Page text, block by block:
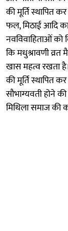
की मूर्ति स्थापित
फल, मिठाई आदि
नवविवाहिताओं को
कि मधुश्रावणी
खास महत्व रखता
की मूर्ति स्थापित
सौभाग्यवती होने
मिथिला समाज की